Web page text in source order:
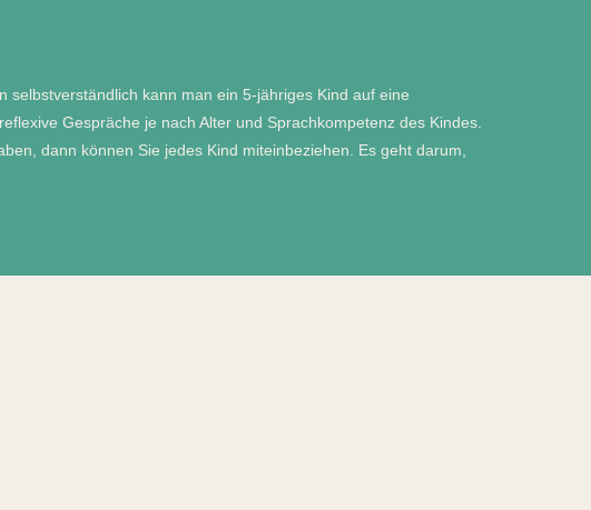
kann man ein 5-jähriges Kind auf eine
Gespräche je nach Alter und Sprachkompetenz des Kindes.
dann können Sie jedes Kind miteinbeziehen. Es geht darum,